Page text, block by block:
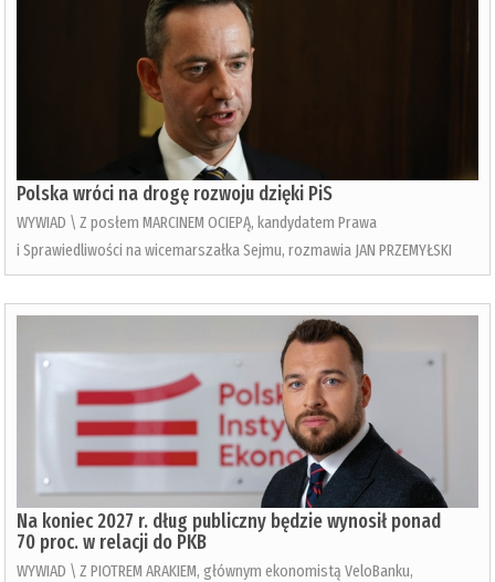
Polska wróci na drogę rozwoju dzięki PiS
WYWIAD \ Z posłem MARCINEM OCIEPĄ, kandydatem Prawa
i Sprawiedliwości na wicemarszałka Sejmu, rozmawia JAN PRZEMYŁSKI
Na koniec 2027 r. dług publiczny będzie wynosił ponad
70 proc. w relacji do PKB
WYWIAD \ Z PIOTREM ARAKIEM, głównym ekonomistą VeloBanku,